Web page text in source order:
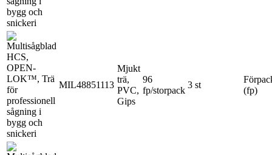
MIL48851113
Mjukt
trä,
PVC,
Gips
96
fp/storpack
3 st
(fp)